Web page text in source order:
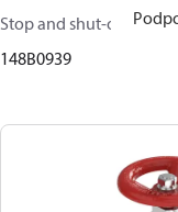
Stop and shut-off
148B0939